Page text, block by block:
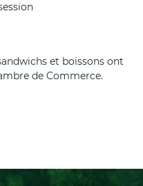
et boissons ont
de Commerce.